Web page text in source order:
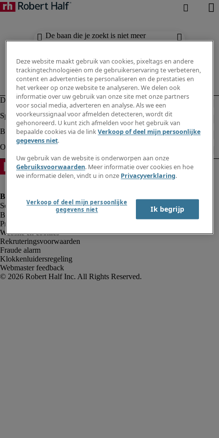
De baan die je zoekt is niet meer
beschikbaar. Zie vergelijkbare resultaten
Bedrijfsinformatie
Privacyverklaring
Website en cookies
Rekruteringsvoorwaarden
Fraude alarm
Klokkenluidersregeling
Webmaster feedback
Deze website maakt gebruik van cookies, pixeltags en andere
trackingtechnologieën om de gebruikerservaring te verbeteren,
content en advertenties te personaliseren en de prestaties en
het verkeer op onze website te analyseren. We delen ook
informatie over uw gebruik van onze site met onze partners
voor social media, adverteren en analyse. Als we een
voorkeurssignaal voor afmelden detecteren, wordt dit
gehonoreerd. U kunt zich afmelden voor het gebruik van
bepaalde cookies via de linkVerkoop of deel mijn persoonlijke
gegevens niet.
Uw gebruik van de website is onderworpen aan onze
Gebruiksvoorwaarden. Meer informatie over cookies en hoe
we informatie delen, vindt u in onze Privacyverklaring.
Verkoop of deel mijn persoonlijke
gegevens niet
Ik begrijp